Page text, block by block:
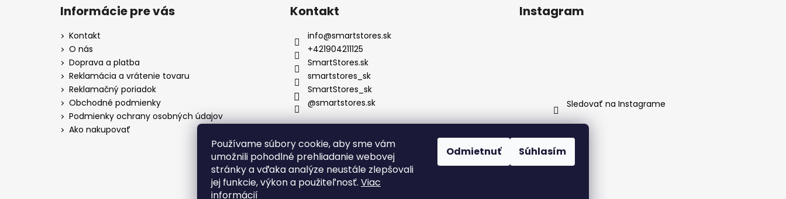
Používame súbory cookie, aby sme vám
umožnili pohodlné prehliadanie webovej
stránky a vďaka analýze neustále zlepšovali
jej funkcie, výkon a použiteľnosť. Viac
informácií
Odmietnuť Súhlasím
Informácie pre vás
Kontakt
O nás
Doprava a platba
Reklamácia a vrátenie tovaru
Reklamačný poriadok
Obchodné podmienky
Podmienky ochrany osobných údajov
Ako nakupovať
Kontakt
info@smartstores.sk
+421904211125
SmartStores.sk
smartstores_sk
SmartStores_sk
@smartstores.sk
Instagram
Sledovať na Instagrame